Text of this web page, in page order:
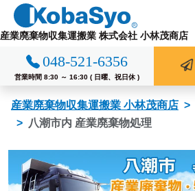
テ
ッ
産業廃棄物収集運搬業 株式会社 小林茂商店
048-521-6356
営業時間 8:30 ～ 16:30 ( 日曜、祝日休 )
産業廃棄物収集運搬業 小林茂商店
八潮市内 産業廃棄物処理